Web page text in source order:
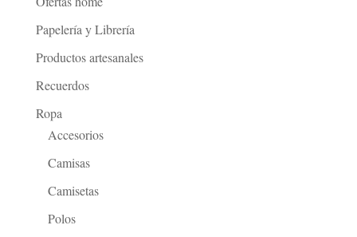
Papelería y Librería
Productos artesanales
Recuerdos
Ropa
Accesorios
Camisas
Camisetas
Polos